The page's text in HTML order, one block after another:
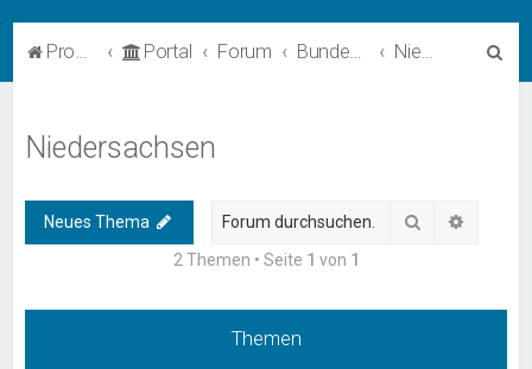
ProstSchG Portal Forum Bundesländer - Umsetzung und Erfahrungen mit ProstSchG Niedersachsen
Niedersachsen
Neues Thema Suche
2 Themen • Seite 1 von 1
Themen